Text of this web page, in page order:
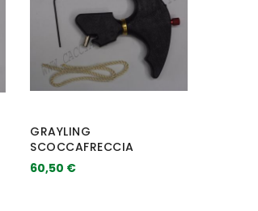
GRAYLING
SCOCCAFRECCIA
60,50 €